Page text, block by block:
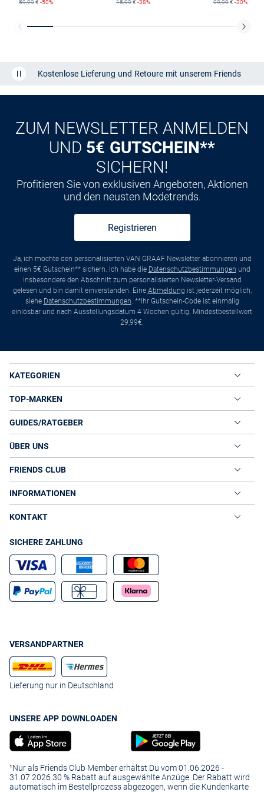
59,99€ -50%
15,99€ -38%
99,99€ -30%
Kostenlose Lieferung und Retoure mit unserem Friends
CLUB
Kauf aufRechnung
ZUM NEWSLETTER ANMELDEN
UND 5€ GUTSCHEIN**
SICHERN!
Profitieren Sie von exklusiven Angeboten, Aktionen
und den neusten Modetrends.
Registrieren
Ja, ich möchte den personalisierten VAN GRAAF Newsletter abonnieren und
einen 5€ Gutschein** sichern. Ich habe die Datenschutzbestimmungen und
insbesondere den Abschnitt zum personalisierten Newsletter-Versand
gelesen und bin damit einverstanden. Eine Abmeldung ist jederzeit möglich,
siehe Datenschutzbestimmungen. **Ihr Gutschein-Code ist einmalig
einlösbar und nach Ausstellungsdatum 4 Wochen gültig. Mindestbestellwert
29,99€.
KATEGORIEN
TOP-MARKEN
GUIDES/RATGEBER
ÜBER UNS
FRIENDS CLUB
INFORMATIONEN
KONTAKT
SICHERE ZAHLUNG
VERSANDPARTNER
Lieferung nur in Deutschland
UNSERE APP DOWNLOADEN
¹Nur als Friends Club Member erhältst Du vom 01.06.2026 -
31.07.2026 30 % Rabatt auf ausgewählte Anzüge. Der Rabatt wird
automatisch im Bestellprozess abgezogen, wenn die Kundenkarte